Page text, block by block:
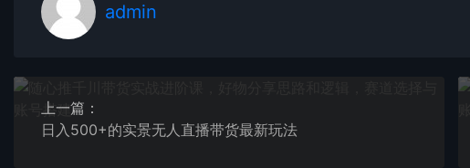
admin
上一篇：
日入500+的实景无人直播带货最新玩法